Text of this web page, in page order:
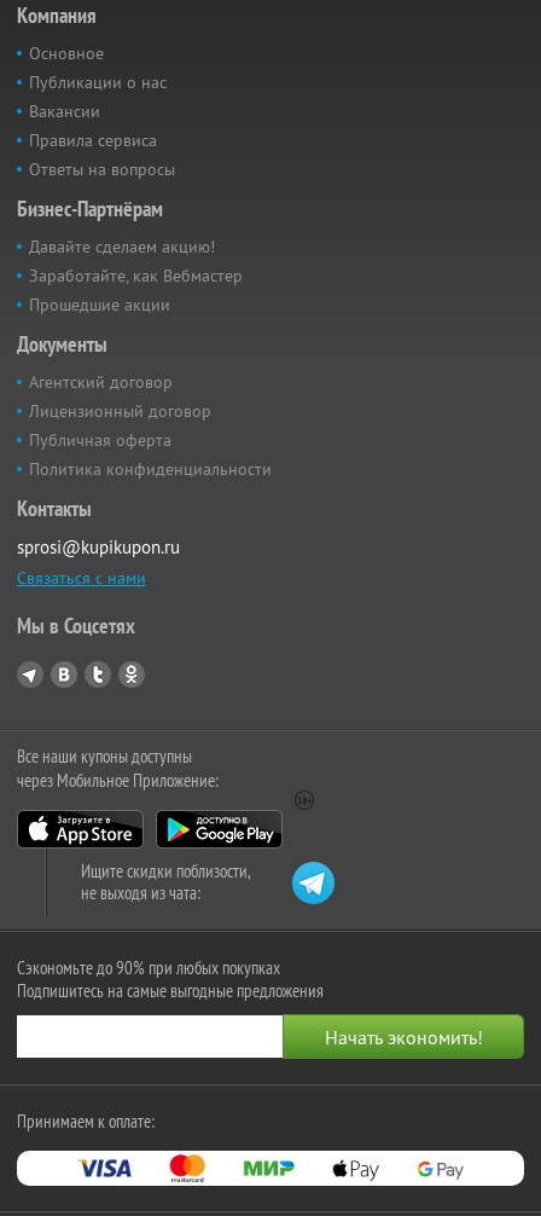
Компания
Основное
Публикации о нас
Вакансии
Правила сервиса
Ответы на вопросы
Бизнес-Партнёрам
Давайте сделаем акцию!
Заработайте, как Вебмастер
Прошедшие акции
Документы
Агентский договор
Лицензионный договор
Публичная оферта
Политика конфиденциальности
Контакты
sprosi@kupikupon.ru
Связаться с нами
Мы в Соцсетях
Все наши купоны доступны
через Мобильное Приложение:
Ищите скидки поблизости,
не выходя из чата:
Сэкономьте до 90% при любых покупках
Подпишитесь на самые выгодные предложения
Принимаем к оплате: